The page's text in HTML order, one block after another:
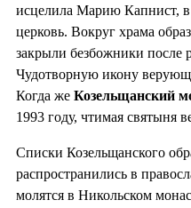
исцелила Марию Капнист,
церковь. Вокруг храма
закрыли безбожники после
Чудотворную икону
Когда же Козельщанский
1993 году, чтимая святыня
Списки Козельщанского
распространились в
молятся в Никольском